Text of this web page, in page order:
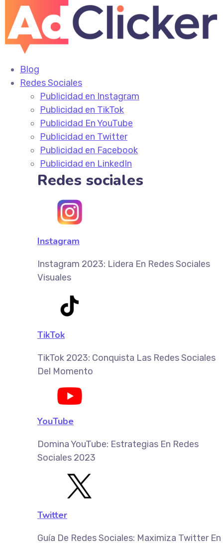
Blog
Redes Sociales
Publicidad en Instagram
Publicidad en TikTok
Publicidad En YouTube
Publicidad en Twitter
Publicidad en Facebook
Publicidad en LinkedIn
Redes sociales
Instagram
Instagram 2023: Lidera En Redes Sociales
Visuales
TikTok
TikTok 2023: Conquista Las Redes Sociales
Del Momento
YouTube
Domina YouTube: Estrategias En Redes
Sociales 2023
Twitter
Guía De Redes Sociales: Maximiza Twitter En